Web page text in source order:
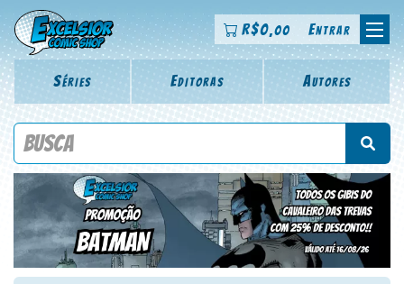
R$0,00 Entrar
Séries Editoras Autores
Procure por título da revista, personagem, série, escritor,